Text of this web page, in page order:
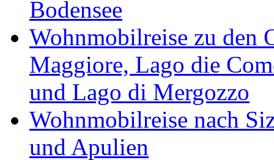
Bodensee
Wohnmobilreise zu den
Maggiore, Lago die
und Lago di Mergozzo
Wohnmobilreise nach
und Apulien